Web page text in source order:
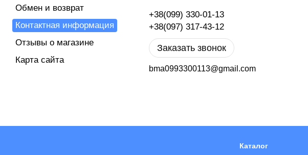
+38(099) 330-01-13
+38(097) 317-43-12
Заказать звонок
bma0993300113@gmail.com
Обмен и возврат
Контактная информация
Отзывы о магазине
Карта сайта
Каталог